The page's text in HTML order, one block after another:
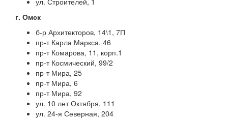
г. Омск
б-р Архитекторов, 14\1, 7П
пр-т Карла Маркса, 46
пр-т Комарова, 11, корп.1
пр-т Космический, 99/2
пр-т Мира, 25
пр-т Мира, 6
пр-т Мира, 92
ул. 10 лет Октября, 111
ул. 24-я Северная, 204